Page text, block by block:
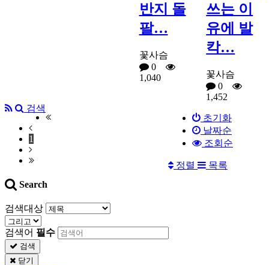
반지 돌
팔…
꽃사슴
0
1,040
쓰는 이
유에 발
칵…
꽃사슴
0
1,452
초기화
날짜순
조회순
정렬 목록
검색
1
Search
검색대상
검색어 필수
검색
닫기